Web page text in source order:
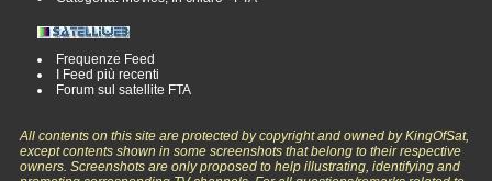
Frequenze Feed
I Feed più recenti
Forum sul satellite FTA
All contents on this site are protected by copyright and owned by KingOfSat,
except contents shown in some screenshots that belong to their respective
owners. Screenshots are only proposed to help illustrating, identifying and